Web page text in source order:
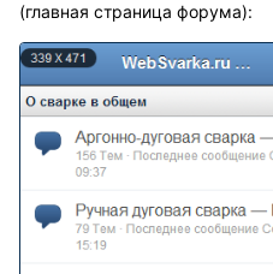
(главная страница форума):